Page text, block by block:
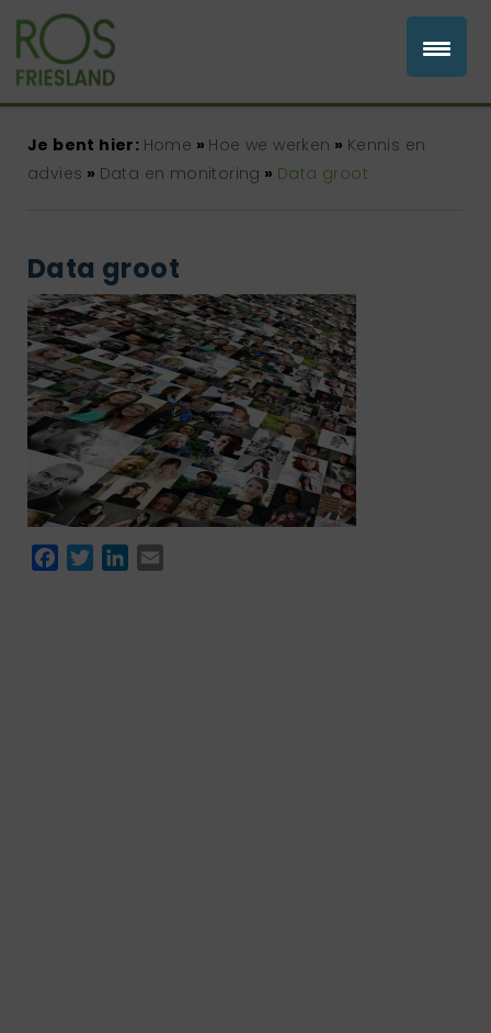
Je bent hier: Home » Hoe we werken » Kennis en
advies » Data en monitoring » Data groot
Data groot
Facebook
TwitterLinkedIn